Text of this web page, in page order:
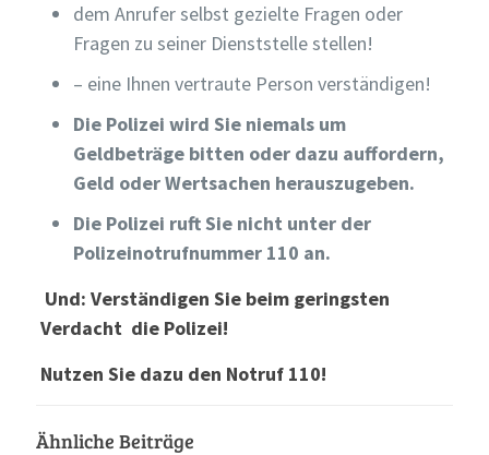
dem Anrufer selbst gezielte Fragen oder
Fragen zu seiner Dienststelle stellen!
– eine Ihnen vertraute Person verständigen!
Die Polizei wird Sie niemals um
Geldbeträge bitten oder dazu auffordern,
Geld oder Wertsachen herauszugeben.
Die Polizei ruft Sie nicht unter der
Polizeinotrufnummer 110 an.
Und: Verständigen Sie beim geringsten
Verdacht die Polizei!
Nutzen Sie dazu den Notruf 110!
Ähnliche Beiträge